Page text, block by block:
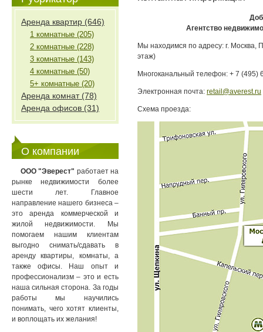
Аренда квартир (646)
1 комнатные (205)
2 комнатные (228)
3 комнатные (143)
4 комнатные (50)
5+ комнатные (20)
Аренда комнат (78)
Аренда офисов (31)
О компании
ООО "Эверест" работает на
рынке недвижимости более
шести лет. Главное
направление нашего бизнеса –
это аренда коммерческой и
жилой недвижимости. Мы
помогаем нашим клиентам
выгодно снимать/сдавать в
аренду квартиры, комнаты, а
также офисы. Наш опыт и
профессионализм – это и есть
наша сильная сторона. За годы
работы мы научились
понимать, чего хотят клиенты,
и воплощать их желания!
Агентство
Мы находимся по адресу: г. Москва,
этаж)
Многоканальный телефон: + 7 (495)
Электронная почта: retail@averest.ru
Схема проезда: